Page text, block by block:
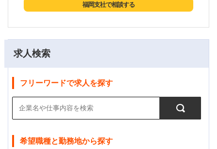
求人検索
フリーワードで求人を探す
希望職種と勤務地から探す
福岡支社で相談する